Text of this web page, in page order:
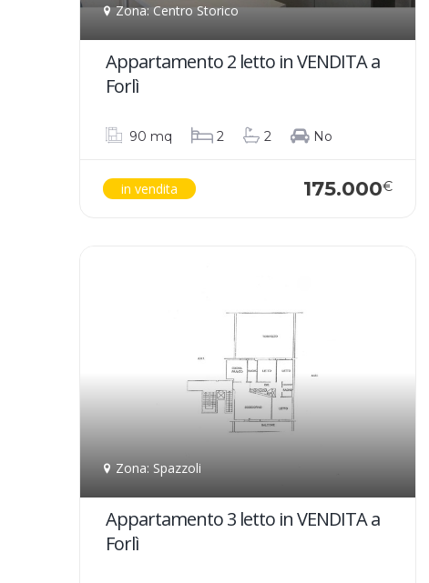
Zona: Centro Storico
Appartamento 2 letto in VENDITA a
Forlì
90 mq 2 2 No
in vendita 175.000€
Zona: Spazzoli
Appartamento 3 letto in VENDITA a
Forlì